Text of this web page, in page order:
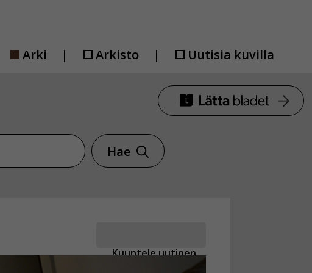
Arki Arkisto Uutisia kuvilla
Hae
Kuuntele uutinen